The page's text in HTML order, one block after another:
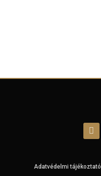
Adatvédelmi tájékoztató